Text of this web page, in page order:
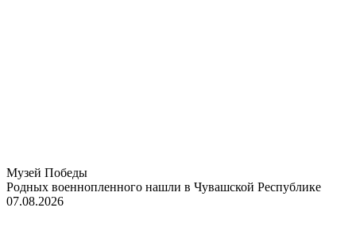
Музей Победы
Родных военнопленного нашли в Чувашской Республике
07.08.2026